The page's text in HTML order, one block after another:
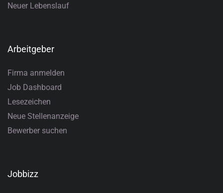
Neuer Lebenslauf
Arbeitgeber
Firma anmelden
Job Dashboard
Lesezeichen
Neue Stellenanzeige
Bewerber suchen
Jobbizz